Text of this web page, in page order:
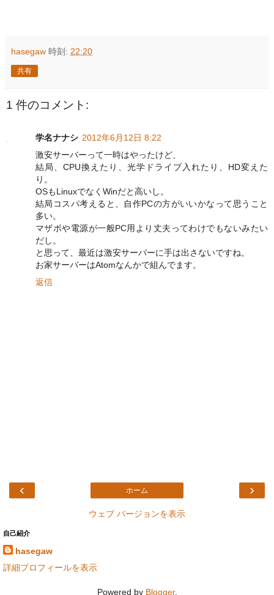
hasegaw 時刻: 22:20
共有
1 件のコメント:
学名ナナシ 2012年6月12日 8:22
激安サーバーって一時はやったけど、
結局、CPU換えたり、光学ドライブ入れたり、HD変えた
り。
OSもLinuxでなくWinだと高いし。
結局コスパ考えると、自作PCの方がいいかなって思うこと
多い。
マザボや電源が一般PC用より丈夫ってわけでもないみたい
だし。
と思って、最近は激安サーバーに手は出さないですね。
お家サーバーはAtomなんかで組んでます。
返信
‹ ›
ホーム
ウェブ バージョンを表示
自己紹介
hasegaw
詳細プロフィールを表示
Powered by Blogger.